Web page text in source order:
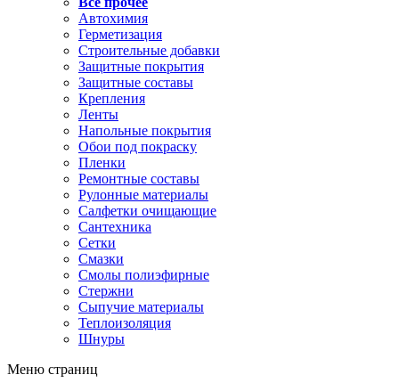
Автохимия
Герметизация
Строительные добавки
Защитные покрытия
Защитные составы
Крепления
Ленты
Напольные покрытия
Обои под покраску
Пленки
Ремонтные составы
Рулонные материалы
Салфетки очищающие
Сантехника
Сетки
Смазки
Смолы полиэфирные
Стержни
Сыпучие материалы
Теплоизоляция
Шнуры
Меню страниц